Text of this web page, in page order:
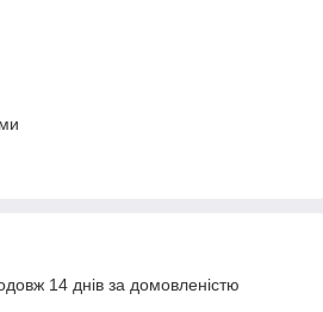
14 днів за домовленістю